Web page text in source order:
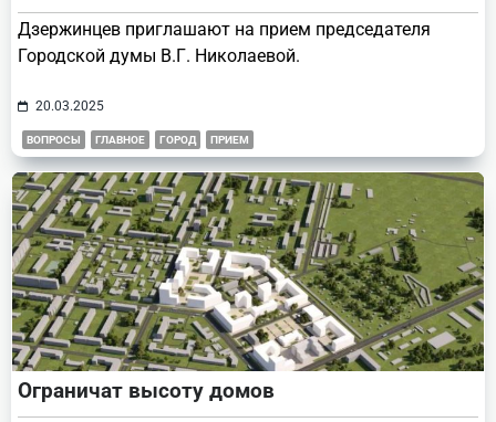
Дзержинцев приглашают на прием председателя
Городской думы В.Г. Николаевой.
20.03.2025
ВОПРОСЫ ГЛАВНОЕ ГОРОД ПРИЕМ
Ограничат высоту домов